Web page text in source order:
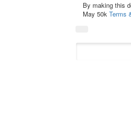
By making this
May 50k Terms